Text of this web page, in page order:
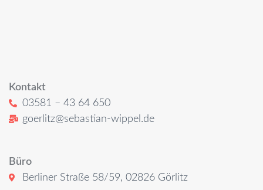
Kontakt
03581 – 43 64 650
goerlitz@sebastian-wippel.de
Büro
Berliner Straße 58/59, 02826 Görlitz